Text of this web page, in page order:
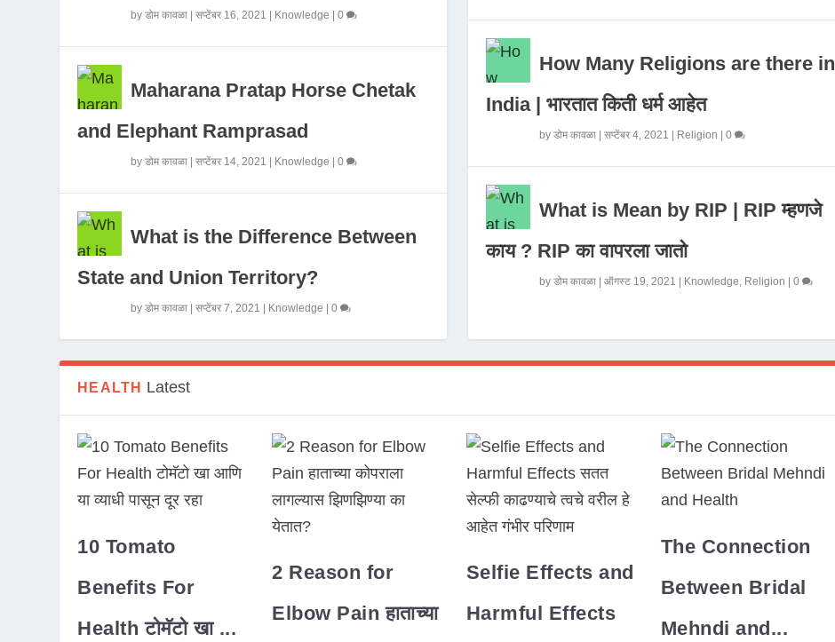
byडोम कावळा |सप्टेंबर 16, 2021 Knowledge |0
Maharana Pratap Horse Chetak
and Elephant Ramprasad
byडोम कावळा |सप्टेंबर 14, 2021 Knowledge |0
What is the Difference Between
State and Union Territory?
byडोम कावळा |सप्टेंबर 7, 2021 Knowledge |0
How Many Religions are there in
India | भारतात किती धर्म आहेत
by डोम कावळा| सप्टेंबर 4, 2021 Religion 0
What is Mean by RIP | RIP म्हणजे
काय ? RIP का वापरला जातो
by डोम कावळा| ऑगस्ट 19, 2021 Knowledge, Religion 0
HEALTH Latest
10 Tomato
Benefits For
Health टोमॅटो खा ...
2 Reason for
Elbow Pain हाताच्या
Selfie Effects and
Harmful Effects
The Connection
Between Bridal
Mehndi and...